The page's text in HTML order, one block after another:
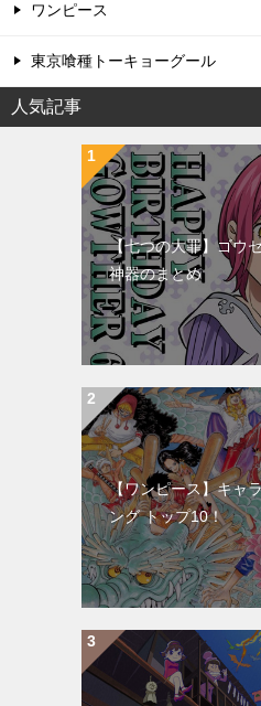
ワンピース
東京喰種トーキョーグール
人気記事
【七つの大罪】ゴウ
神器のまとめ
【ワンピース】キャ
ング トップ10！